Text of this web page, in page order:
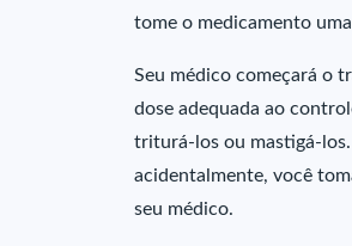
tome o medicamento
Seu médico começará o
dose adequada ao
triturá-los ou mastigá-
acidentalmente, você
seu médico.